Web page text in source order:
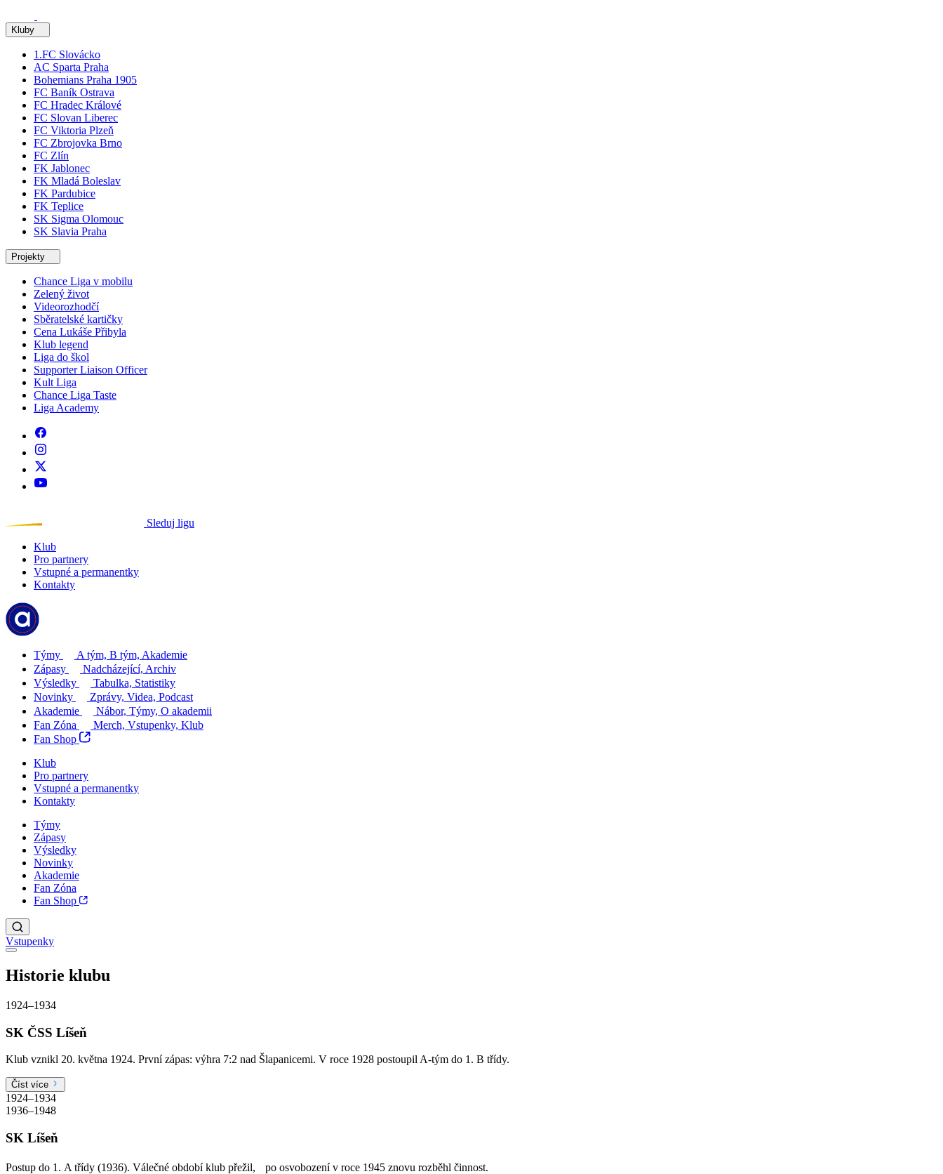
Kluby
1.FC Slovácko
AC Sparta Praha
Bohemians Praha 1905
FC Baník Ostrava
FC Hradec Králové
FC Slovan Liberec
FC Viktoria Plzeň
FC Zbrojovka Brno
FC Zlín
FK Jablonec
FK Mladá Boleslav
FK Pardubice
FK Teplice
SK Sigma Olomouc
SK Slavia Praha
Projekty
Chance Liga v mobilu
Zelený život
Videorozhodčí
Sběratelské kartičky
Cena Lukáše Přibyla
Klub legend
Liga do škol
Supporter Liaison Officer
Kult Liga
Chance Liga Taste
Liga Academy
Sleduj ligu
Klub
Pro partnery
Vstupné a permanentky
Kontakty
Týmy
A tým, B tým, Akademie
Zápasy
Nadcházející, Archiv
Výsledky
Tabulka, Statistiky
Novinky
Zprávy, Videa, Podcast
Akademie
Nábor, Týmy, O akademii
Fan Zóna
Merch, Vstupenky, Klub
Fan Shop
Klub
Pro partnery
Vstupné a permanentky
Kontakty
Týmy
Zápasy
Výsledky
Novinky
Akademie
Fan Zóna
Fan Shop
Vstupenky
Historie klubu
1924–1934
SK ČSS Líšeň
Klub vznikl 20. května 1924. První zápas: výhra 7:2 nad Šlapanicemi. V roce 1928 postoupil A-tým do 1. B třídy.
Číst více
1924–1934
1936–1948
SK Líšeň
Postup do 1. A třídy (1936). Válečné období klub přežil, po osvobození v roce 1945 znovu rozběhl činnost.